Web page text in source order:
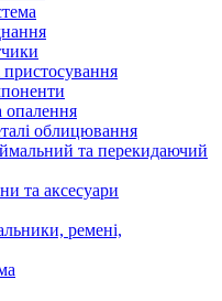
пристосування
опалення
облицювання
та перекидаючий
та аксесуари
ремені,